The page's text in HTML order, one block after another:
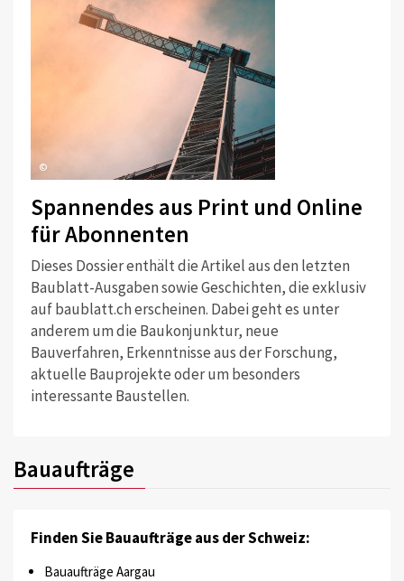
©
Spannendes aus Print und Online
für Abonnenten
Dieses Dossier enthält die Artikel aus den letzten
Baublatt-Ausgaben sowie Geschichten, die exklusiv
auf baublatt.ch erscheinen. Dabei geht es unter
anderem um die Baukonjunktur, neue
Bauverfahren, Erkenntnisse aus der Forschung,
aktuelle Bauprojekte oder um besonders
interessante Baustellen.
Bauaufträge
Finden Sie Bauaufträge aus der Schweiz:
Bauaufträge Aargau